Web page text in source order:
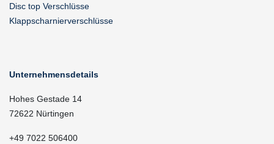
Disc top Verschlüsse
Klappscharnierverschlüsse
Unternehmensdetails
Hohes Gestade 14
72622 Nürtingen
+49 7022 506400